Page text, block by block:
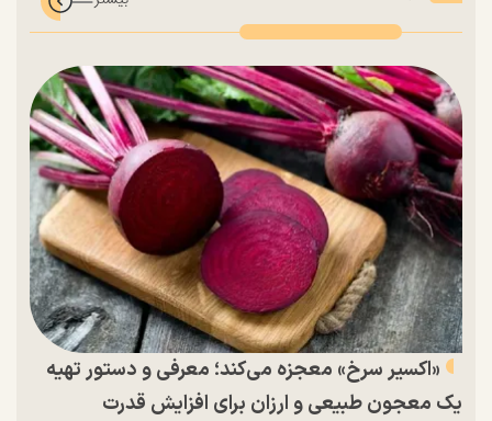
«اکسیر سرخ» معجزه می‌کند؛ معرفی و دستور تهیه
یک معجون طبیعی و ارزان برای افزایش قدرت